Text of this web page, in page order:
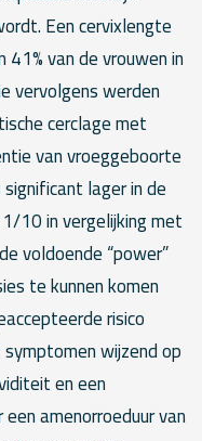
Een cervixlengte
van de vrouwen in
vervolgens werden
cerclage met
van vroeggeboorte
lager in de
10 in vergelijking met
voldoende “power”
te kunnen komen
risico
wijzend op
en een
amenorroeduur van